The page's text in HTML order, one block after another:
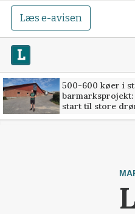
Læs e-avisen
500-600 køer i
start til store